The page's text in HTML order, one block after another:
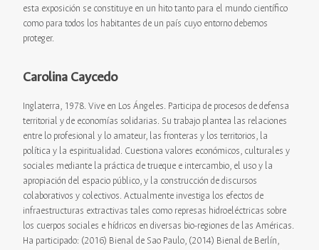
esta exposición se constituye en un hito tanto para el mundo científico
como para todos los habitantes de un país cuyo entorno debemos
proteger.
Carolina Caycedo
Inglaterra, 1978. Vive en Los Ángeles. Participa de procesos de defensa
territorial y de economías solidarias. Su trabajo plantea las relaciones
entre lo profesional y lo amateur, las fronteras y los territorios, la
política y la espiritualidad. Cuestiona valores económicos, culturales y
sociales mediante la práctica de trueque e intercambio, el uso y la
apropiación del espacio público, y la construcción de discursos
colaborativos y colectivos. Actualmente investiga los efectos de
infraestructuras extractivas tales como represas hidroeléctricas sobre
los cuerpos sociales e hídricos en diversas bio-regiones de las Américas.
Ha participado: (2016) Bienal de Sao Paulo, (2014) Bienal de Berlín,